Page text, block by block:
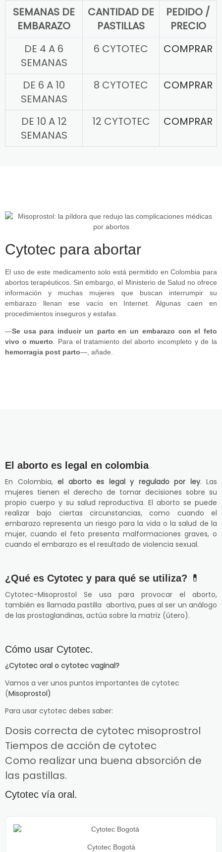
SEMANAS DE
EMBARAZO
CANTIDAD DE
PASTILLAS
PEDIDO /
PRECIO
DE 4 A 6
SEMANAS
6 CYTOTEC COMPRAR
DE 6 A 10
SEMANAS
8 CYTOTEC COMPRAR
DE 10 A 12
SEMANAS
12 CYTOTEC COMPRAR
Cytotec para abortar
El uso de este medicamento solo está permitido en Colombia para
abortos terapéuticos. Sin embargo, el Ministerio de Salud no ofrece
información y muchas mujeres que buscan interrumpir su
embarazo llenan ese vacío en Internet. Algunas caen en
procedimientos inseguros y estafas.
—Se usa para inducir un parto en un embarazo con el feto
vivo o muerto . Para el tratamiento del aborto incompleto y de la
hemorragia post parto—, añade.
El aborto es legal en colombia
En Colombia, el aborto es legal y regulado por ley. Las
mujeres tienen el derecho de tomar decisiones sobre su
propio cuerpo y su salud reproductiva. El aborto se puede
realizar bajo ciertas circunstancias, como cuando el
embarazo representa un riesgo para la vida o la salud de la
mujer, cuando el feto presenta malformaciones graves, o
cuando el embarazo es el resultado de violencia sexual.
¿Qué es Cytotec y para qué se utiliza? 💊
Cytotec-Misoprostol Se usa para provocar el aborto,
también es llamada pastilla abortiva, pues al ser un análogo
de las prostaglandinas, actúa sobre la matriz (útero).
Cómo usar Cytotec.
¿Cytotec oral o cytotec vaginal?
Vamos a ver unos puntos importantes de cytotec
(Misoprostol)
Para usar cytotec debes saber:
Dosis correcta de cytotec misoprostrol
Tiempos de acción de cytotec
Como realizar una buena absorción de
las pastillas.
Cytotec vía oral.
Cytotec Bogotá